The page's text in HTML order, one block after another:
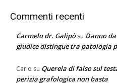
Commenti recenti
Carmelo dr. Galipòsu Danno
giudice distingue tra patologia
Carlo su Querela di falso sul
perizia grafologica non basta